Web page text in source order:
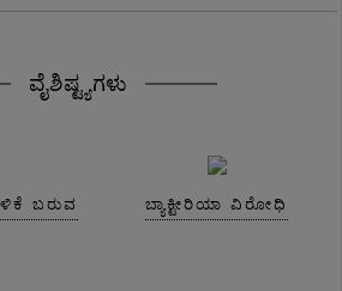
ವೈಶಿಷ್ಟ್ಯಗಳು
ಬರುವ ಬ್ಯಾಕ್ಟೀರಿಯಾ ವಿರೋಧಿ